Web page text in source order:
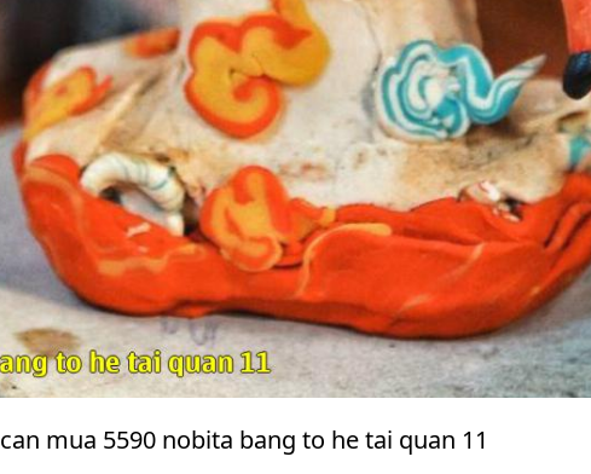
can mua 5590 nobita bang to he tai quan 11